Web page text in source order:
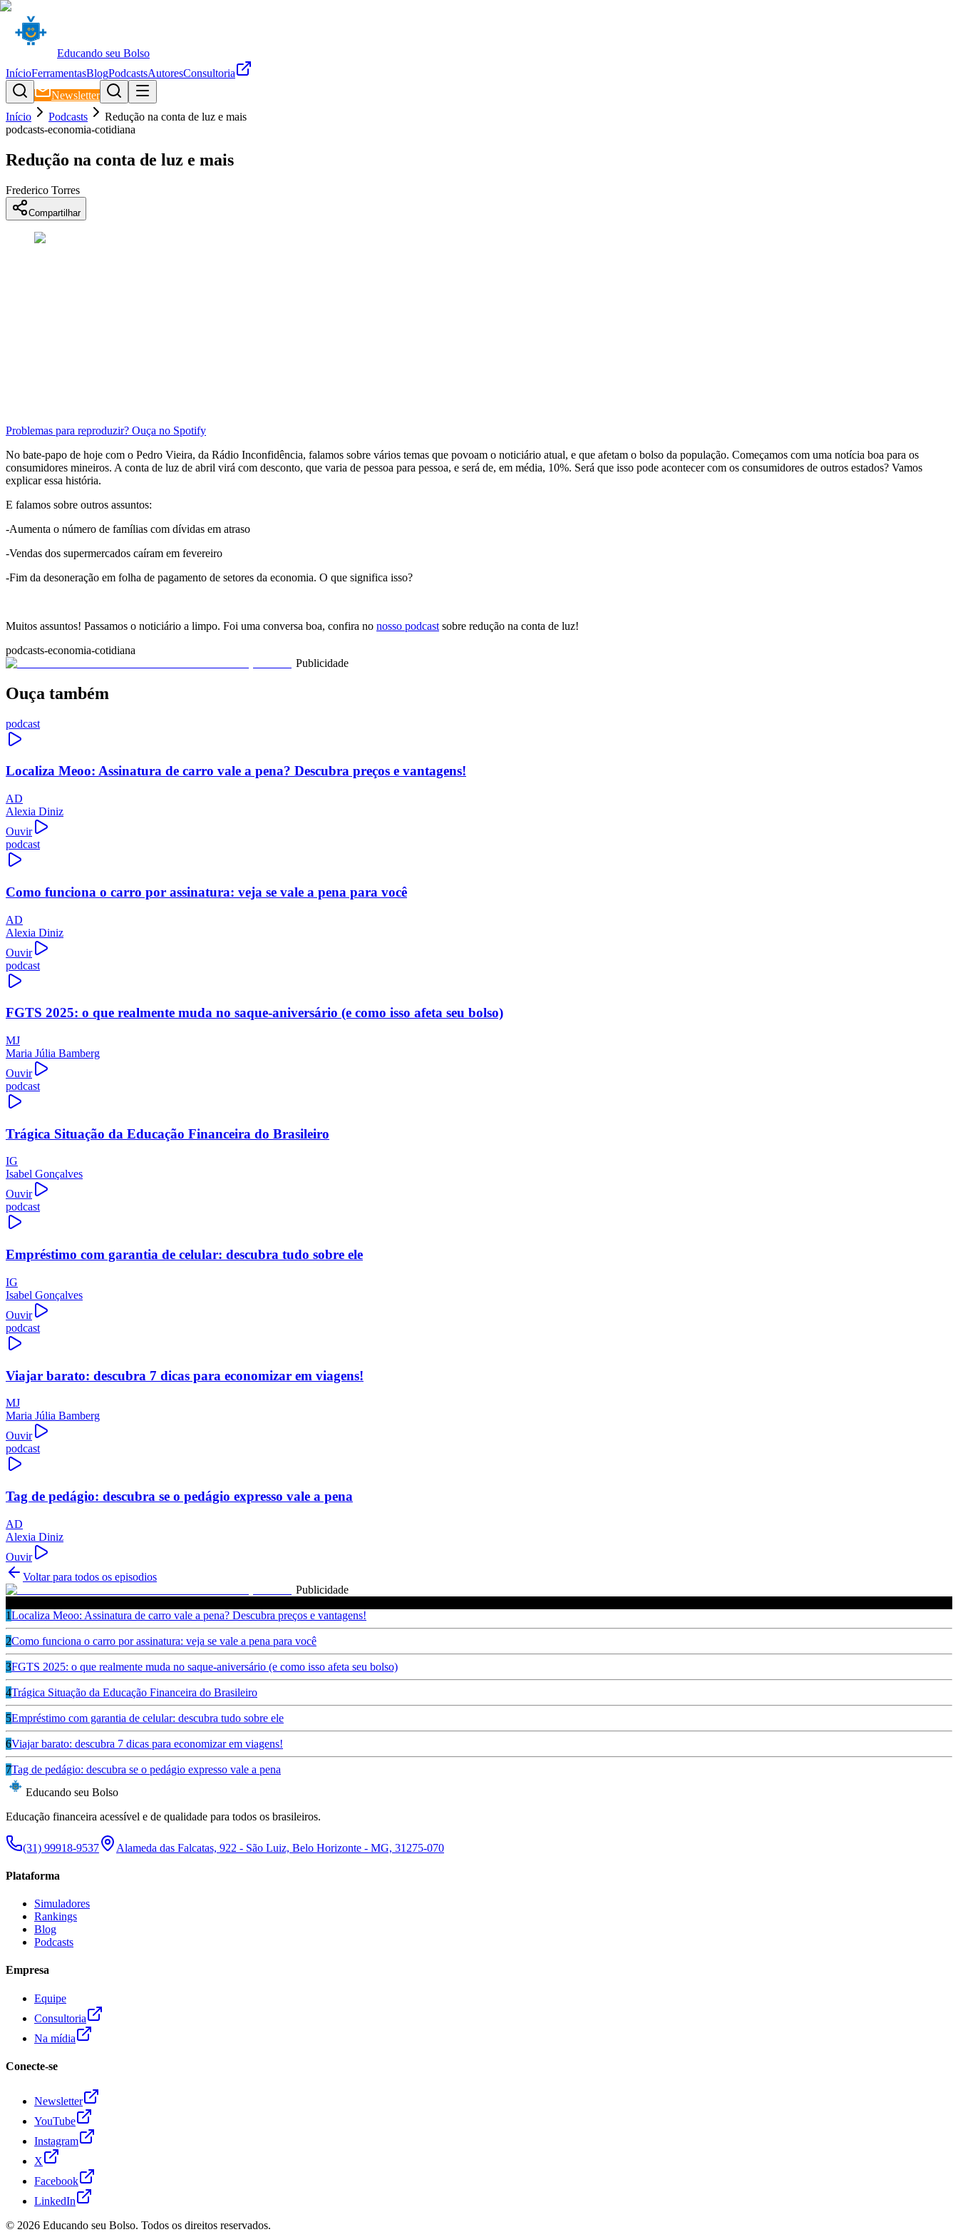
Educando seu Bolso
InícioFerramentasBlogPodcastsAutoresConsultoria
Newsletter
Início
Podcasts
Redução na conta de luz e mais
podcasts-economia-cotidiana
Redução na conta de luz e mais
Frederico Torres
Compartilhar
Problemas para reproduzir? Ouça no Spotify
No bate-papo de hoje com o Pedro Vieira, da Rádio Inconfidência, falamos sobre vários temas que povoam o noticiário atual, e que afetam o bolso da população. Começamos com uma notícia boa para os
consumidores mineiros. A conta de luz de abril virá com desconto, que varia de pessoa para pessoa, e será de, em média, 10%. Será que isso pode acontecer com os consumidores de outros estados? Vamos
explicar essa história.
E falamos sobre outros assuntos:
-Aumenta o número de famílias com dívidas em atraso
-Vendas dos supermercados caíram em fevereiro
-Fim da desoneração em folha de pagamento de setores da economia. O que significa isso?
Muitos assuntos! Passamos o noticiário a limpo. Foi uma conversa boa, confira no nosso podcast sobre redução na conta de luz!
podcasts-economia-cotidiana
Publicidade
Ouça também
podcast
Localiza Meoo: Assinatura de carro vale a pena? Descubra preços e vantagens!
AD
Alexia Diniz
Ouvir
podcast
Como funciona o carro por assinatura: veja se vale a pena para você
AD
Alexia Diniz
Ouvir
podcast
FGTS 2025: o que realmente muda no saque-aniversário (e como isso afeta seu bolso)
MJ
Maria Júlia Bamberg
Ouvir
podcast
Trágica Situação da Educação Financeira do Brasileiro
IG
Isabel Gonçalves
Ouvir
podcast
Empréstimo com garantia de celular: descubra tudo sobre ele
IG
Isabel Gonçalves
Ouvir
podcast
Viajar barato: descubra 7 dicas para economizar em viagens!
MJ
Maria Júlia Bamberg
Ouvir
podcast
Tag de pedágio: descubra se o pedágio expresso vale a pena
AD
Alexia Diniz
Ouvir
Voltar para todos os episodios
Publicidade
1Localiza Meoo: Assinatura de carro vale a pena? Descubra preços e vantagens!
2Como funciona o carro por assinatura: veja se vale a pena para você
3FGTS 2025: o que realmente muda no saque-aniversário (e como isso afeta seu bolso)
4Trágica Situação da Educação Financeira do Brasileiro
5Empréstimo com garantia de celular: descubra tudo sobre ele
6Viajar barato: descubra 7 dicas para economizar em viagens!
7Tag de pedágio: descubra se o pedágio expresso vale a pena
Educando seu Bolso
Educação financeira acessível e de qualidade para todos os brasileiros.
(31) 99918-9537 Alameda das Falcatas, 922 - São Luiz, Belo Horizonte - MG, 31275-070
Plataforma
Simuladores
Rankings
Blog
Podcasts
Empresa
Equipe
Consultoria
Na mídia
Conecte-se
Newsletter
YouTube
Instagram
X
Facebook
LinkedIn
© 2026 Educando seu Bolso. Todos os direitos reservados.